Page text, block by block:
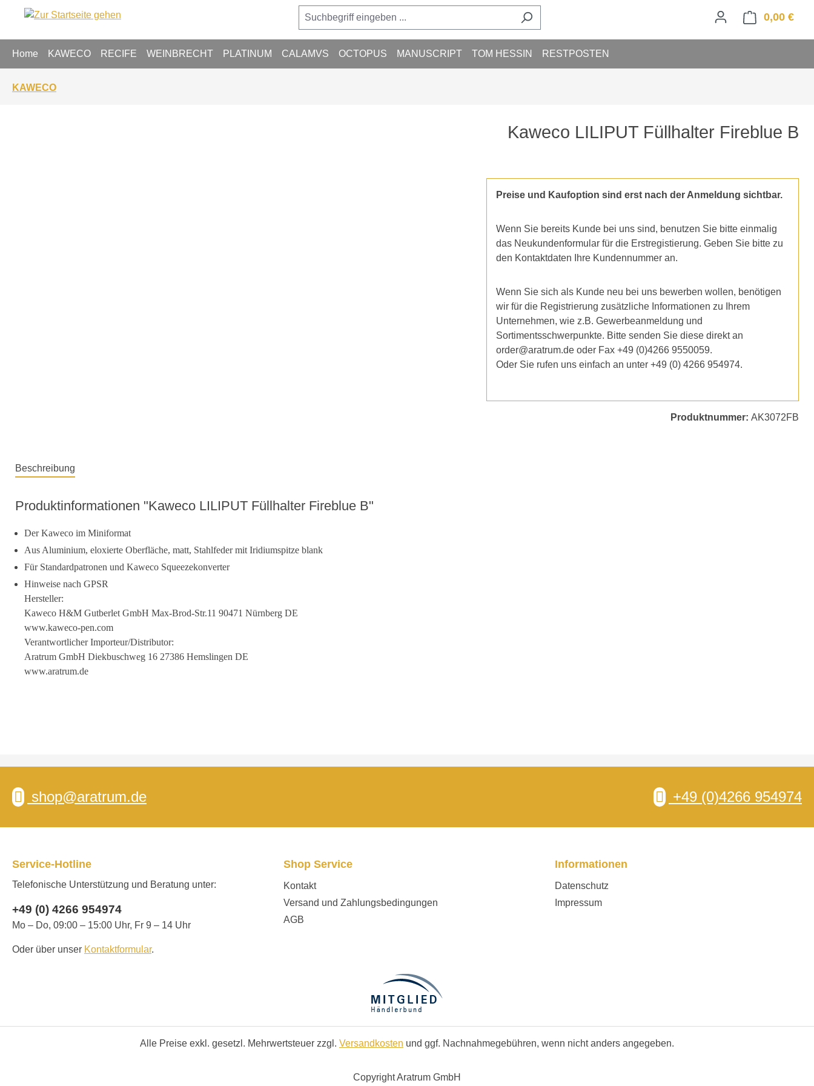
Zur Hauptnavigation springen 0,00 €
Home KAWECO RECIFE WEINBRECHT PLATINUM CALAMVS OCTOPUS MANUSCRIPT TOM HESSIN RESTPOSTEN
KAWECO
Kaweco LILIPUT Füllhalter Fireblue B
Preise und Kaufoption sind erst nach der Anmeldung sichtbar.
Wenn Sie bereits Kunde bei uns sind, benutzen Sie bitte einmalig
das Neukundenformular für die Erstregistierung. Geben Sie bitte zu
den Kontaktdaten Ihre Kundennummer an.
Wenn Sie sich als Kunde neu bei uns bewerben wollen, benötigen
wir für die Registrierung zusätzliche Informationen zu Ihrem
Unternehmen, wie z.B. Gewerbeanmeldung und
Sortimentsschwerpunkte. Bitte senden Sie diese direkt an
order@aratrum.de oder Fax +49 (0)4266 9550059.
Oder Sie rufen uns einfach an unter +49 (0) 4266 954974.
Produktnummer: AK3072FB
Beschreibung
Produktinformationen "Kaweco LILIPUT Füllhalter Fireblue B"
Der Kaweco im Miniformat
Aus Aluminium, eloxierte Oberfläche, matt, Stahlfeder mit Iridiumspitze blank
Für Standardpatronen und Kaweco Squeezekonverter
Hinweise nach GPSR
Hersteller:
Kaweco H&M Gutberlet GmbH Max-Brod-Str.11 90471 Nürnberg DE
www.kaweco-pen.com
Verantwortlicher Importeur/Distributor:
Aratrum GmbH Diekbuschweg 16 27386 Hemslingen DE
www.aratrum.de
shop@aratrum.de +49 (0)4266 954974
Service-Hotline
Telefonische Unterstützung und Beratung unter:
+49 (0) 4266 954974
Mo – Do, 09:00 – 15:00 Uhr, Fr 9 – 14 Uhr
Oder über unser Kontaktformular.
Shop Service
Kontakt
Versand und Zahlungsbedingungen
AGB
Informationen
Datenschutz
Impressum
Alle Preise exkl. gesetzl. Mehrwertsteuer zzgl. Versandkosten und ggf. Nachnahmegebühren, wenn nicht anders angegeben.
Copyright Aratrum GmbH